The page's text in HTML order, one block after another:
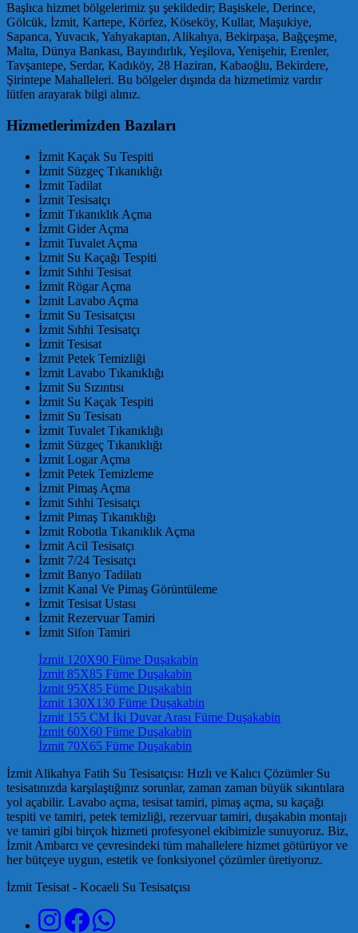
Başlıca hizmet bölgelerimiz şu şekildedir; Başiskele, Derince,
Gölcük, İzmit, Kartepe, Körfez, Köseköy, Kullar, Maşukiye,
Sapanca, Yuvacık, Yahyakaptan, Alikahya, Bekirpaşa, Bağçeşme,
Malta, Dünya Bankası, Bayındırlık, Yeşilova, Yenişehir, Erenler,
Tavşantepe, Serdar, Kadıköy, 28 Haziran, Kabaoğlu, Bekirdere,
Şirintepe Mahalleleri. Bu bölgeler dışında da hizmetimiz vardır
lütfen arayarak bilgi alınız.
Hizmetlerimizden Bazıları
İzmit Kaçak Su Tespiti
İzmit Süzgeç Tıkanıklığı
İzmit Tadilat
İzmit Tesisatçı
İzmit Tıkanıklık Açma
İzmit Gider Açma
İzmit Tuvalet Açma
İzmit Su Kaçağı Tespiti
İzmit Sıhhi Tesisat
İzmit Rögar Açma
İzmit Lavabo Açma
İzmit Su Tesisatçısı
İzmit Sıhhi Tesisatçı
İzmit Tesisat
İzmit Petek Temizliği
İzmit Lavabo Tıkanıklığı
İzmit Su Sızıntısı
İzmit Su Kaçak Tespiti
İzmit Su Tesisatı
İzmit Tuvalet Tıkanıklığı
İzmit Süzgeç Tıkanıklığı
İzmit Logar Açma
İzmit Petek Temizleme
İzmit Pimaş Açma
İzmit Sıhhi Tesisatçı
İzmit Pimaş Tıkanıklığı
İzmit Robotla Tıkanıklık Açma
İzmit Acil Tesisatçı
İzmit 7/24 Tesisatçı
İzmit Banyo Tadilatı
İzmit Kanal Ve Pimaş Görüntüleme
İzmit Tesisat Ustası
İzmit Rezervuar Tamiri
İzmit Sifon Tamiri
İzmit 120X90 Füme Duşakabin
İzmit 85X85 Füme Duşakabin
İzmit 95X85 Füme Duşakabin
İzmit 130X130 Füme Duşakabin
İzmit 155 CM İki Duvar Arası Füme Duşakabin
İzmit 60X60 Füme Duşakabin
İzmit 70X65 Füme Duşakabin
İzmit Alikahya Fatih Su Tesisatçısı: Hızlı ve Kalıcı Çözümler Su
tesisatınızda karşılaştığınız sorunlar, zaman zaman büyük sıkıntılara
yol açabilir. Lavabo açma, tesisat tamiri, pimaş açma, su kaçağı
tespiti ve tamiri, petek temizliği, rezervuar tamiri, duşakabin montajı
ve tamiri gibi birçok hizmeti profesyonel ekibimizle sunuyoruz. Biz,
İzmit Ambarcı ve çevresindeki tüm mahallelere hizmet götürüyor ve
her bütçeye uygun, estetik ve fonksiyonel çözümler üretiyoruz.
İzmit Tesisat - Kocaeli Su Tesisatçısı